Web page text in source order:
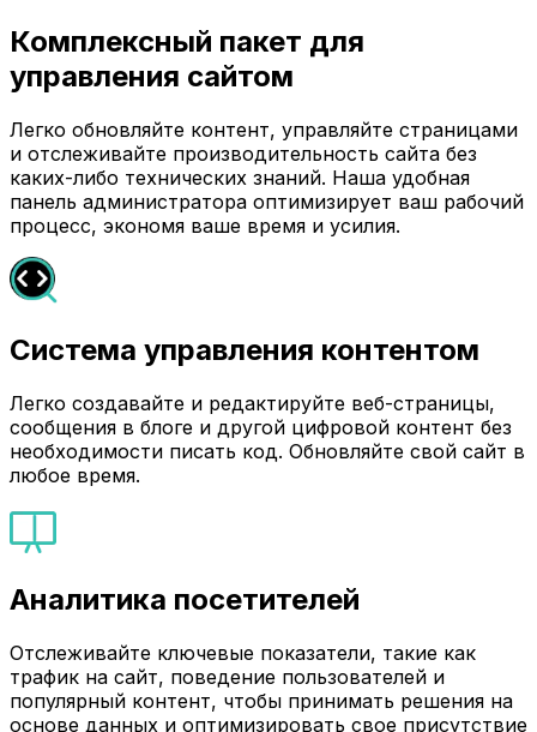
Комплексный пакет для
управления сайтом
Легко обновляйте контент, управляйте страницами
и отслеживайте производительность сайта без
каких-либо технических знаний. Наша удобная
панель администратора оптимизирует ваш рабочий
процесс, экономя ваше время и усилия.
Система управления контентом
Легко создавайте и редактируйте веб-страницы,
сообщения в блоге и другой цифровой контент без
необходимости писать код. Обновляйте свой сайт в
любое время.
Аналитика посетителей
Отслеживайте ключевые показатели, такие как
трафик на сайт, поведение пользователей и
популярный контент, чтобы принимать решения на
основе данных и оптимизировать свое присутствие